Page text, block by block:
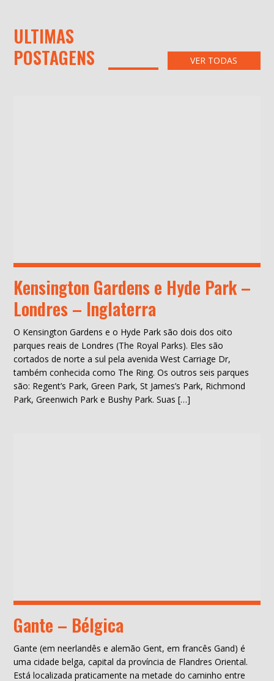
ULTIMAS
POSTAGENS
VER TODAS
Kensington Gardens e Hyde Park –
Londres – Inglaterra
O Kensington Gardens e o Hyde Park são dois dos oito
parques reais de Londres (The Royal Parks). Eles são
cortados de norte a sul pela avenida West Carriage Dr,
também conhecida como The Ring. Os outros seis parques
são: Regent’s Park, Green Park, St James’s Park, Richmond
Park, Greenwich Park e Bushy Park. Suas […]
Gante – Bélgica
Gante (em neerlandês e alemão Gent, em francês Gand) é
uma cidade belga, capital da província de Flandres Oriental.
Está localizada praticamente na metade do caminho entre